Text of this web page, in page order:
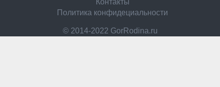
Контакты
Политика конфидециальности
© 2014-2022 GorRodina.ru